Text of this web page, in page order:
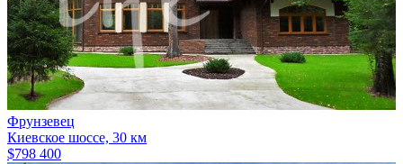
Фрунзевец
Киевское шоссе, 30 км
$798 400